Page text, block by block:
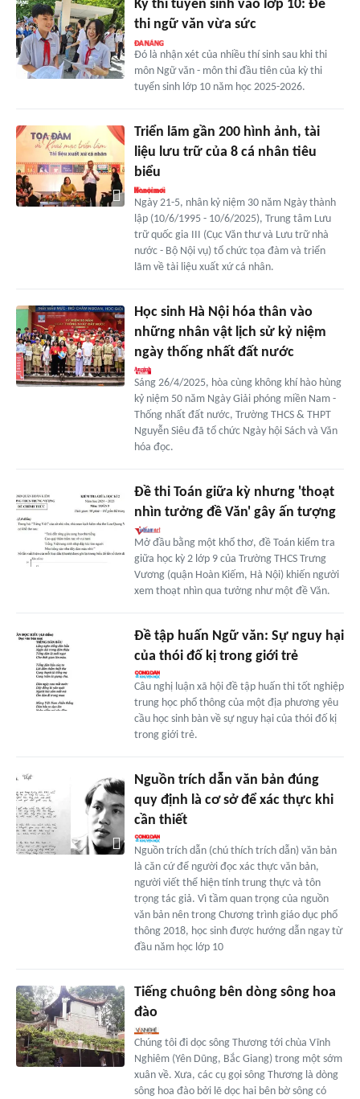
Kỳ thi tuyển sinh vào lớp 10: Đề
thi ngữ văn vừa sức
Đó là nhận xét của nhiều thí sinh sau khi thi
môn Ngữ văn - môn thi đầu tiên của kỳ thi
tuyển sinh lớp 10 năm học 2025-2026.
Triển lãm gần 200 hình ảnh, tài
liệu lưu trữ của 8 cá nhân tiêu
biểu
Ngày 21-5, nhân kỷ niệm 30 năm Ngày thành
lập (10/6/1995 - 10/6/2025), Trung tâm Lưu
trữ quốc gia III (Cục Văn thư và Lưu trữ nhà
nước - Bộ Nội vụ) tổ chức tọa đàm và triển
lãm về tài liệu xuất xứ cá nhân.
Học sinh Hà Nội hóa thân vào
những nhân vật lịch sử kỷ niệm
ngày thống nhất đất nước
Sáng 26/4/2025, hòa cùng không khí hào hùng
kỷ niệm 50 năm Ngày Giải phóng miền Nam -
Thống nhất đất nước, Trường THCS & THPT
Nguyễn Siêu đã tổ chức Ngày hội Sách và Văn
hóa đọc.
Đề thi Toán giữa kỳ nhưng 'thoạt
nhìn tưởng đề Văn' gây ấn tượng
Mở đầu bằng một khổ thơ, đề Toán kiểm tra
giữa học kỳ 2 lớp 9 của Trường THCS Trưng
Vương (quận Hoàn Kiếm, Hà Nội) khiến người
xem thoạt nhìn qua tưởng như một đề Văn.
Đề tập huấn Ngữ văn: Sự nguy hại
của thói đố kị trong giới trẻ
Câu nghị luận xã hội đề tập huấn thi tốt nghiệp
trung học phổ thông của một địa phương yêu
cầu học sinh bàn về sự nguy hại của thói đố kị
trong giới trẻ.
Nguồn trích dẫn văn bản đúng
quy định là cơ sở để xác thực khi
cần thiết
Nguồn trích dẫn (chú thích trích dẫn) văn bản
là căn cứ để người đọc xác thực văn bản,
người viết thể hiện tính trung thực và tôn
trọng tác giả. Vì tầm quan trọng của nguồn
văn bản nên trong Chương trình giáo dục phổ
thông 2018, học sinh được hướng dẫn ngay từ
đầu năm học lớp 10
Tiếng chuông bên dòng sông hoa
đào
Chúng tôi đi dọc sông Thương tới chùa Vĩnh
Nghiêm (Yên Dũng, Bắc Giang) trong một sớm
xuân về. Xưa, các cụ gọi sông Thương là dòng
sông hoa đào bởi lẽ dọc hai bên bờ sông có